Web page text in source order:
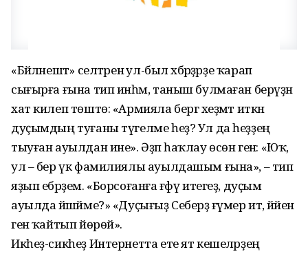
«Бәйләнештә» селтәренә ул-был хәбәрҙәрҙе ҡарап
сығырға ғына тип инһәм, таныш булмаған берәүҙән
хат килеп төштө: «Армияла бергә хеҙмәт иткән
дуҫымдың туғаны түгелме һеҙ? Ул да һеҙҙең
тыуған ауылдан ине». Әҙәп һаҡлау өсөн генә: «Юҡ,
ул – бер үк фамилиялы ауылдашым ғына», – тип
яҙып ебәрҙем. «Борсоғанға ғәфү итегеҙ, дуҫым
ауылда йәшәйме?» «Дуҫығыҙ Себерҙә ғүмер итә, йәйен
генә ҡайтып йөрөй».
Икһеҙ-сикһеҙ Интернетта ете ят кешеләрҙең